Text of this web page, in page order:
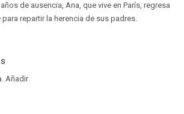
de ausencia, Ana, que vive en París, regresa
para repartir la herencia de sus padres.
Añadir